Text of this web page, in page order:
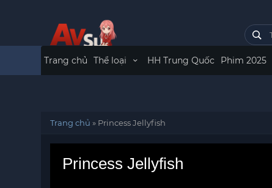
Trang chủ Thể loại HH Trung Quốc Phim 2025
Trang chủ » Princess Jellyfish
Princess Jellyfish